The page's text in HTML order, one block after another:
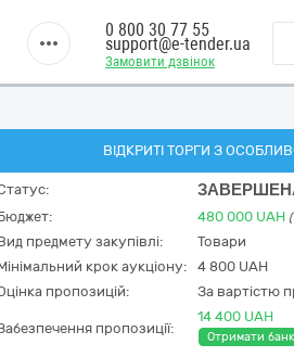
Замовити дзвінок
0 800 30 77 55
support@e-tender.ua
ВІДКРИТІ ТОРГИ З
480 000 UAH
предмету закупівлі:
Товари
крок аукціону:
4 800 UAH
пропозицій:
За вартістю
пропозиції:
14 400 UAH
Отримати